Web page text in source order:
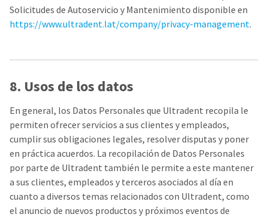
Solicitudes de Autoservicio y Mantenimiento disponible en
https://www.ultradent.lat/company/privacy-management.
8. Usos de los datos
En general, los Datos Personales que Ultradent recopila le
permiten ofrecer servicios a sus clientes y empleados,
cumplir sus obligaciones legales, resolver disputas y poner
en práctica acuerdos. La recopilación de Datos Personales
por parte de Ultradent también le permite a este mantener
a sus clientes, empleados y terceros asociados al día en
cuanto a diversos temas relacionados con Ultradent, como
el anuncio de nuevos productos y próximos eventos de